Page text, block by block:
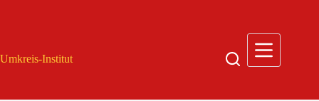
Umkreis-Institut